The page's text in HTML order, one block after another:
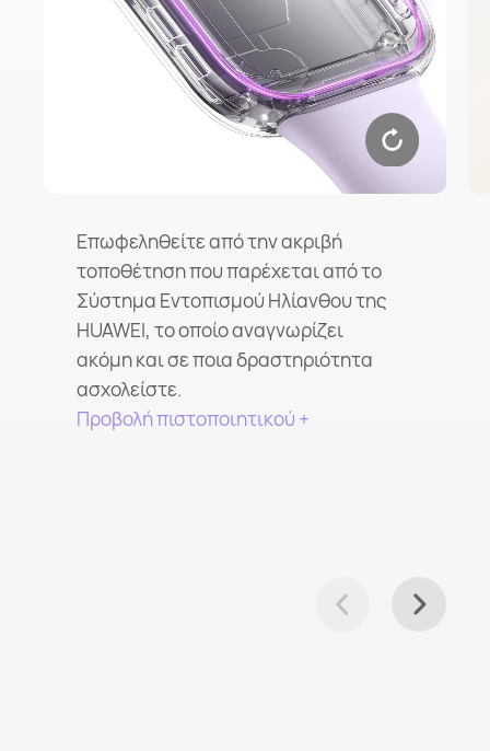
Επωφεληθείτε από την ακριβή
τοποθέτηση που παρέχεται από το
Σύστημα Εντοπισμού Ηλίανθου της
HUAWEI, το οποίο αναγνωρίζει
ακόμη και σε ποια δραστηριότητα
ασχολείστε.
Προβολή πιστοποιητικού +